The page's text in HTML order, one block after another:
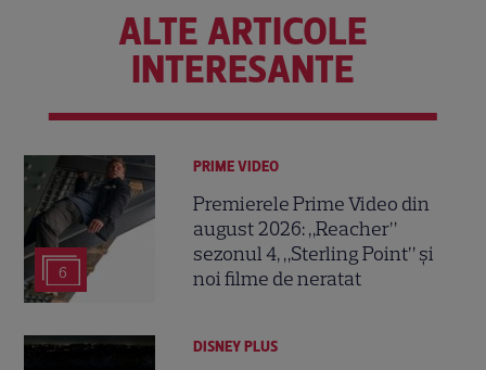
ALTE ARTICOLE
INTERESANTE
6
PRIME VIDEO
Premierele Prime Video din
august 2026: „Reacher”
sezonul 4, „Sterling Point” și
noi filme de neratat
DISNEY PLUS